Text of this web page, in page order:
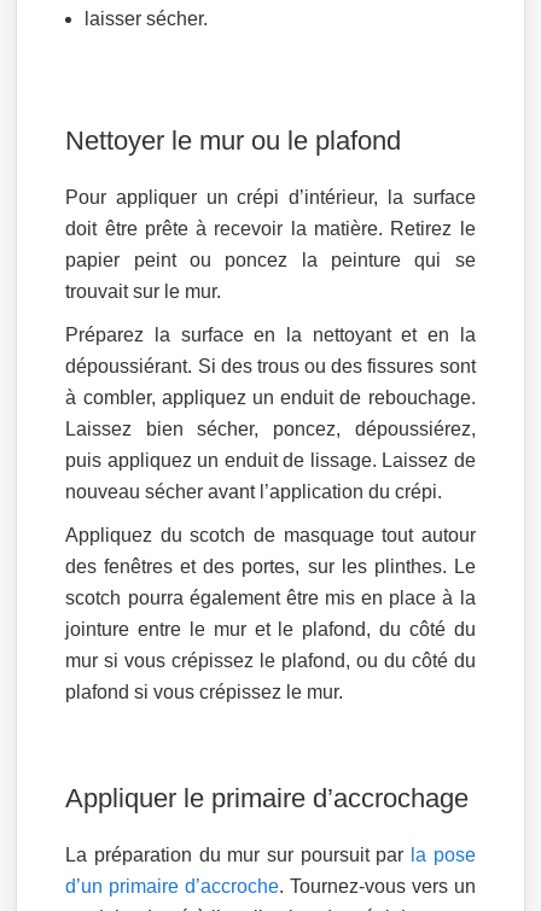
laisser sécher.
Nettoyer le mur ou le plafond
Pour appliquer un crépi d’intérieur, la surface
doit être prête à recevoir la matière. Retirez le
papier peint ou poncez la peinture qui se
trouvait sur le mur.
Préparez la surface en la nettoyant et en la
dépoussiérant. Si des trous ou des fissures sont
à combler, appliquez un enduit de rebouchage.
Laissez bien sécher, poncez, dépoussiérez,
puis appliquez un enduit de lissage. Laissez de
nouveau sécher avant l’application du crépi.
Appliquez du scotch de masquage tout autour
des fenêtres et des portes, sur les plinthes. Le
scotch pourra également être mis en place à la
jointure entre le mur et le plafond, du côté du
mur si vous crépissez le plafond, ou du côté du
plafond si vous crépissez le mur.
Appliquer le primaire d’accrochage
La préparation du mur sur poursuit par la pose
d’un primaire d’accroche. Tournez-vous vers un